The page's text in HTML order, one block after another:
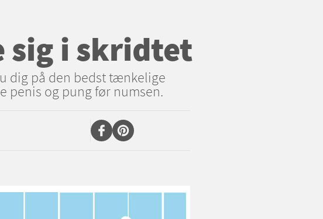
sig i skridtet
dig på den bedst tænkelige
penis og pung før numsen.